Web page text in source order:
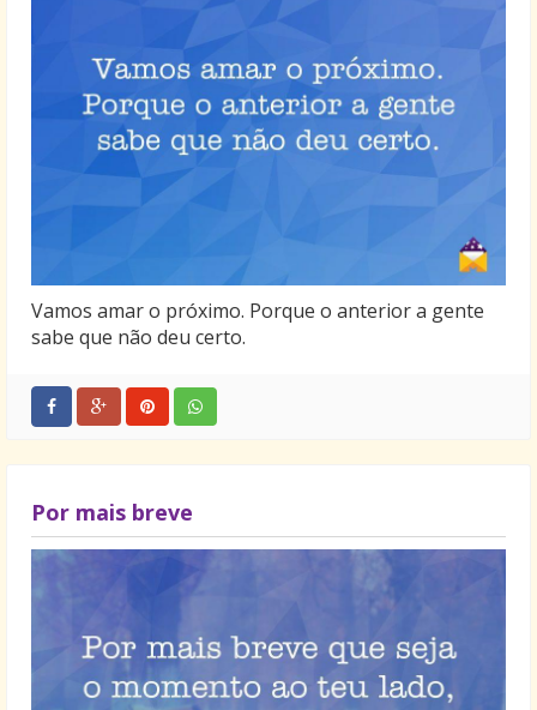
Vamos amar o próximo. Porque o anterior a gente
sabe que não deu certo.
Por mais breve